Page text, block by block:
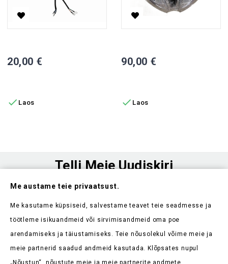
Hind
20,00 €
 Laos
Hind
90,00 €
 Laos
Telli Meie Uudiskiri
Ole esimene, kes saab teada meie uudistest ja kehtivatest
Me austame teie privaatsust.
Me kasutame küpsiseid, salvestame teavet teie seadmesse ja
töötleme isikuandmeid või sirvimisandmeid oma poe
arendamiseks ja täiustamiseks. Teie nõusolekul võime meie ja
meie partnerid saadud andmeid kasutada. Klõpsates nupul
„Nõustun“, nõustute meie ja meie partnerite andmete